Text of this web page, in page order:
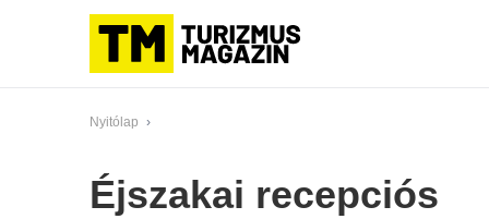
Nyitólap ›
Éjszakai recepciós